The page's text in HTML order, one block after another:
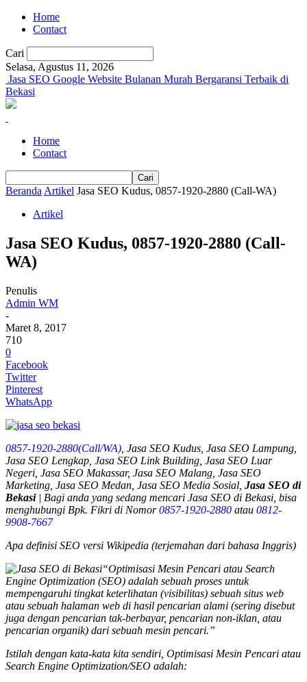
Home
Contact
Cari
Selasa, Agustus 11, 2026
Jasa SEO Google Website Bulanan Murah Bergaransi Terbaik di
Bekasi
Home
Contact
Beranda Artikel Jasa SEO Kudus, 0857-1920-2880 (Call-WA)
Artikel
Jasa SEO Kudus, 0857-1920-2880 (Call-
WA)
Penulis
Admin WM
-
Maret 8, 2017
710
0
Facebook
Twitter
Pinterest
WhatsApp
0857-1920-2880(Call/WA) , Jasa SEO Kudus, Jasa SEO Lampung,
Jasa SEO Lengkap, Jasa SEO Link Building, Jasa SEO Luar
Negeri, Jasa SEO Makassar, Jasa SEO Malang, Jasa SEO
Marketing, Jasa SEO Medan, Jasa SEO Media Sosial, Jasa SEO di
Bekasi| Bagi anda yang sedang mencari Jasa SEO di Bekasi , bisa
menghubungi Bpk. Fikri di Nomor0857-1920-2880 atau 0812-
9908-7667
Apa definisi SEO versi Wikipedia (terjemahan dari bahasa Inggris)
“Optimisasi Mesin Pencari atau Search
Engine Optimization (SEO) adalah sebuah proses untuk
mempengaruhi tingkat keterlihatan (visibilitas) sebuah situs web
atau sebuah halaman web di hasil pencarian alami (sering disebut
juga dengan pencarian tak-berbayar, pencarian non-iklan, atau
pencarian organik) dari sebuah mesin pencari.”
Istilah dengan kata-kata kita sendiri, Optimisasi Mesin Pencari atau
Search Engine Optimization/SEO adalah: